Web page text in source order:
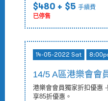
$480 + $5 手續費
已停售
14-05-2022 Sat
14/5 A區港樂會會
港樂會會員獨家折扣優惠
享85折優惠。